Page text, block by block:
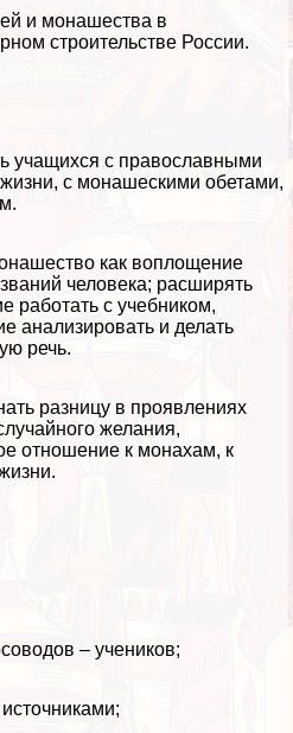
и монашества в
строительстве России.
учащихся с православными
с монашескими обетами,
как воплощение
человека; расширять
работать с учебником,
анализировать и делать
речь.
разницу в проявлениях
желания,
отношение к монахам, к
– учеников;